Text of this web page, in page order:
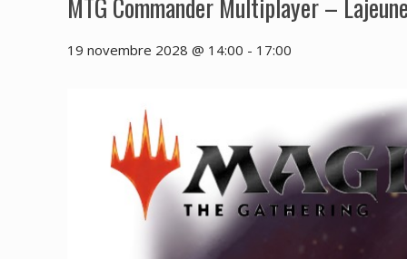
MTG Commander Multiplayer –
19 novembre 2028 @ 14:00 - 17:00